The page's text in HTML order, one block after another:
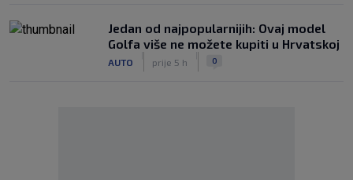
Jedan od najpopularnijih: Ovaj model
Golfa više ne možete kupiti u Hrvatskoj
AUTO prije 5 h 0